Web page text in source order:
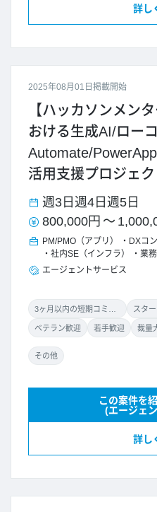
詳し
2025年08月01日掲載開始
【ハッカソンメン
おける生成AI/ロー
Automate/
活用支援プロジェク
週3日 週4日 週5日
800,000円 ～
PM/PMO（アプリ） DXコ
社内SE（インフラ）
業
エージェントサービス
スタ
ベテラン歓迎 若手歓迎 裁量
その他
詳し
この案件を
(エージェ